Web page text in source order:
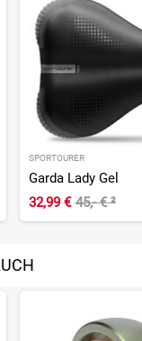
SPORTOURER
Garda Lady Gel
32,99 € 45,- €²